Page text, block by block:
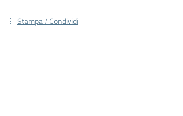
Stampa / Condividi